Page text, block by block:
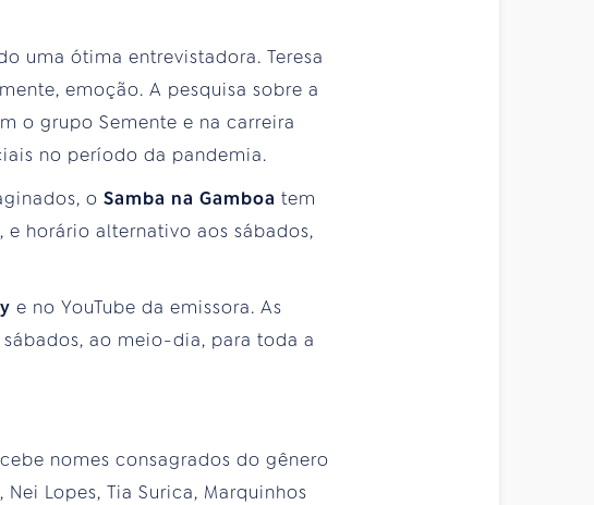
uma ótima entrevistadora. Teresa
emoção. A pesquisa sobre a
o grupo Semente e na carreira
no período da pandemia.
o Samba na Gamboa tem
, e horário alternativo aos sábados,
e no YouTube da emissora. As
sábados, ao meio-dia, para toda a
nomes consagrados do gênero
Lopes, Tia Surica, Marquinhos